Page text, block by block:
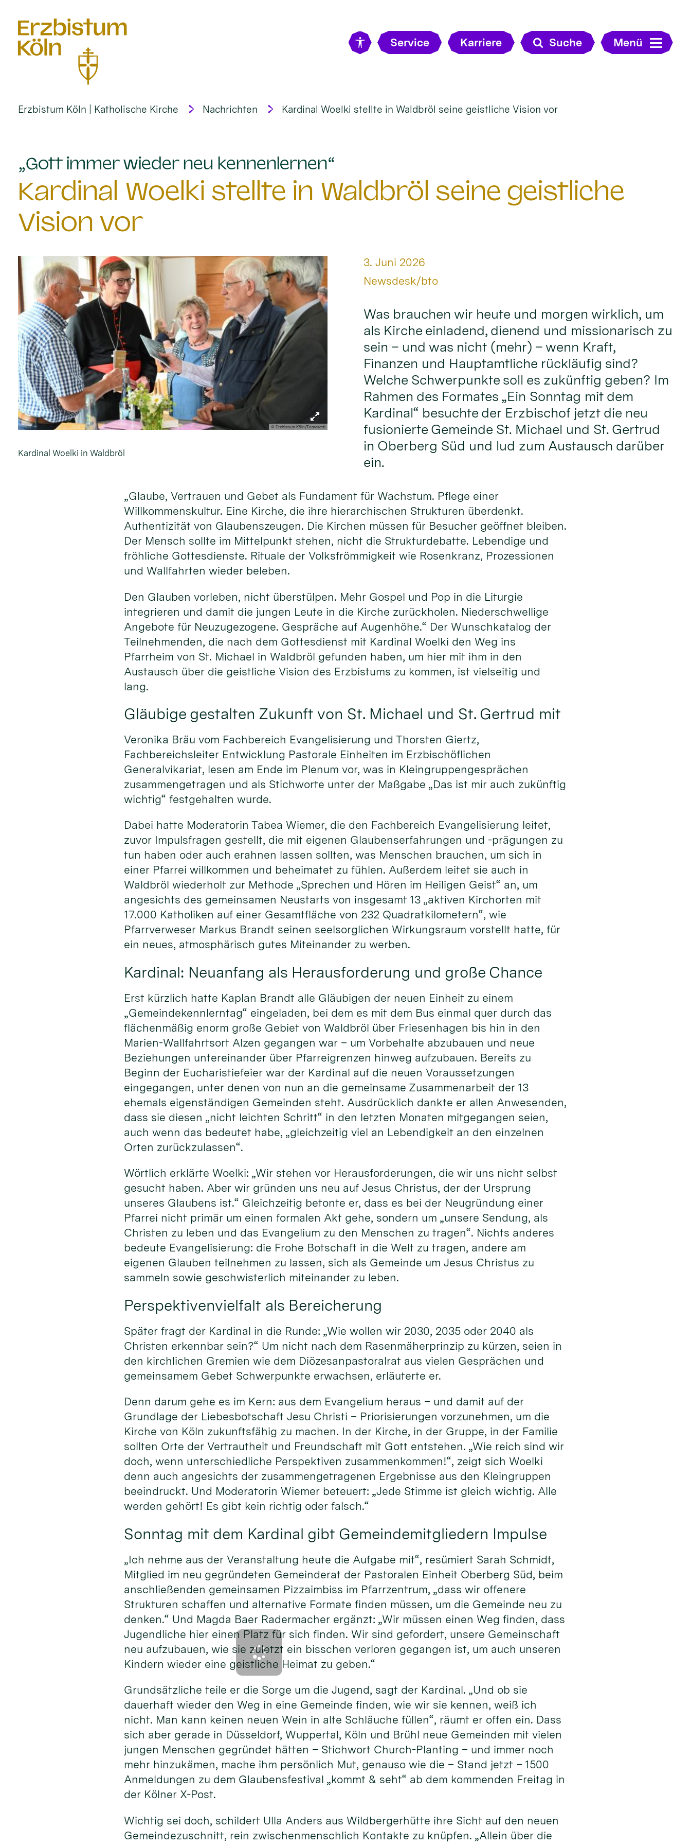
Service Karriere Suche Menü
Erzbistum Köln | Katholische Kirche Nachrichten Kardinal Woelki stellte in Waldbröl seine geistliche Vision vor
„Gott immer wieder neu kennenlernen“
Kardinal Woelki stellte in Waldbröl seine geistliche
Vision vor
© Erzbistum Köln/Tomasetti
Kardinal Woelki in Waldbröl
Datum:
3. Juni 2026
Von:
Newsdesk/bto
Was brauchen wir heute und morgen wirklich, um
als Kirche einladend, dienend und missionarisch zu
sein – und was nicht (mehr) – wenn Kraft,
Finanzen und Hauptamtliche rückläufig sind?
Welche Schwerpunkte soll es zukünftig geben? Im
Rahmen des Formates „Ein Sonntag mit dem
Kardinal“ besuchte der Erzbischof jetzt die neu
fusionierte Gemeinde St. Michael und St. Gertrud
in Oberberg Süd und lud zum Austausch darüber
ein.
„Glaube, Vertrauen und Gebet als Fundament für Wachstum. Pflege einer
Willkommenskultur. Eine Kirche, die ihre hierarchischen Strukturen überdenkt.
Authentizität von Glaubenszeugen. Die Kirchen müssen für Besucher geöffnet bleiben.
Der Mensch sollte im Mittelpunkt stehen, nicht die Strukturdebatte. Lebendige und
fröhliche Gottesdienste. Rituale der Volksfrömmigkeit wie Rosenkranz, Prozessionen
und Wallfahrten wieder beleben.
Den Glauben vorleben, nicht überstülpen. Mehr Gospel und Pop in die Liturgie
integrieren und damit die jungen Leute in die Kirche zurückholen. Niederschwellige
Angebote für Neuzugezogene. Gespräche auf Augenhöhe.“ Der Wunschkatalog der
Teilnehmenden, die nach dem Gottesdienst mit Kardinal Woelki den Weg ins
Pfarrheim von St. Michael in Waldbröl gefunden haben, um hier mit ihm in den
Austausch über die geistliche Vision des Erzbistums zu kommen, ist vielseitig und
lang.
Gläubige gestalten Zukunft von St. Michael und St. Gertrud mit
Veronika Bräu vom Fachbereich Evangelisierung und Thorsten Giertz,
Fachbereichsleiter Entwicklung Pastorale Einheiten im Erzbischöflichen
Generalvikariat, lesen am Ende im Plenum vor, was in Kleingruppengesprächen
zusammengetragen und als Stichworte unter der Maßgabe „Das ist mir auch zukünftig
wichtig“ festgehalten wurde.
Dabei hatte Moderatorin Tabea Wiemer, die den Fachbereich Evangelisierung leitet,
zuvor Impulsfragen gestellt, die mit eigenen Glaubenserfahrungen und -prägungen zu
tun haben oder auch erahnen lassen sollten, was Menschen brauchen, um sich in
einer Pfarrei willkommen und beheimatet zu fühlen. Außerdem leitet sie auch in
Waldbröl wiederholt zur Methode „Sprechen und Hören im Heiligen Geist“ an, um
angesichts des gemeinsamen Neustarts von insgesamt 13 „aktiven Kirchorten mit
17.000 Katholiken auf einer Gesamtfläche von 232 Quadratkilometern“, wie
Pfarrverweser Markus Brandt seinen seelsorglichen Wirkungsraum vorstellt hatte, für
ein neues, atmosphärisch gutes Miteinander zu werben.
Kardinal: Neuanfang als Herausforderung und große Chance
Erst kürzlich hatte Kaplan Brandt alle Gläubigen der neuen Einheit zu einem
„Gemeindekennlerntag“ eingeladen, bei dem es mit dem Bus einmal quer durch das
flächenmäßig enorm große Gebiet von Waldbröl über Friesenhagen bis hin in den
Marien-Wallfahrtsort Alzen gegangen war – um Vorbehalte abzubauen und neue
Beziehungen untereinander über Pfarreigrenzen hinweg aufzubauen. Bereits zu
Beginn der Eucharistiefeier war der Kardinal auf die neuen Voraussetzungen
eingegangen, unter denen von nun an die gemeinsame Zusammenarbeit der 13
ehemals eigenständigen Gemeinden steht. Ausdrücklich dankte er allen Anwesenden,
dass sie diesen „nicht leichten Schritt“ in den letzten Monaten mitgegangen seien,
auch wenn das bedeutet habe, „gleichzeitig viel an Lebendigkeit an den einzelnen
Orten zurückzulassen“.
Wörtlich erklärte Woelki: „Wir stehen vor Herausforderungen, die wir uns nicht selbst
gesucht haben. Aber wir gründen uns neu auf Jesus Christus, der der Ursprung
unseres Glaubens ist.“ Gleichzeitig betonte er, dass es bei der Neugründung einer
Pfarrei nicht primär um einen formalen Akt gehe, sondern um „unsere Sendung, als
Christen zu leben und das Evangelium zu den Menschen zu tragen“. Nichts anderes
bedeute Evangelisierung: die Frohe Botschaft in die Welt zu tragen, andere am
eigenen Glauben teilnehmen zu lassen, sich als Gemeinde um Jesus Christus zu
sammeln sowie geschwisterlich miteinander zu leben.
Perspektivenvielfalt als Bereicherung
Später fragt der Kardinal in die Runde: „Wie wollen wir 2030, 2035 oder 2040 als
Christen erkennbar sein?“ Um nicht nach dem Rasenmäherprinzip zu kürzen, seien in
den kirchlichen Gremien wie dem Diözesanpastoralrat aus vielen Gesprächen und
gemeinsamem Gebet Schwerpunkte erwachsen, erläuterte er.
Denn darum gehe es im Kern: aus dem Evangelium heraus – und damit auf der
Grundlage der Liebesbotschaft Jesu Christi – Priorisierungen vorzunehmen, um die
Kirche von Köln zukunftsfähig zu machen. In der Kirche, in der Gruppe, in der Familie
sollten Orte der Vertrautheit und Freundschaft mit Gott entstehen. „Wie reich sind wir
doch, wenn unterschiedliche Perspektiven zusammenkommen!“, zeigt sich Woelki
denn auch angesichts der zusammengetragenen Ergebnisse aus den Kleingruppen
beeindruckt. Und Moderatorin Wiemer beteuert: „Jede Stimme ist gleich wichtig. Alle
werden gehört! Es gibt kein richtig oder falsch.“
Sonntag mit dem Kardinal gibt Gemeindemitgliedern Impulse
„Ich nehme aus der Veranstaltung heute die Aufgabe mit“, resümiert Sarah Schmidt,
Mitglied im neu gegründeten Gemeinderat der Pastoralen Einheit Oberberg Süd, beim
anschließenden gemeinsamen Pizzaimbiss im Pfarrzentrum, „dass wir offenere
Strukturen schaffen und alternative Formate finden müssen, um die Gemeinde neu zu
denken.“ Und Magda Baer Radermacher ergänzt: „Wir müssen einen Weg finden, dass
Jugendliche hier einen Platz für sich finden. Wir sind gefordert, unsere Gemeinschaft
neu aufzubauen, wie sie zuletzt ein bisschen verloren gegangen ist, um auch unseren
Kindern wieder eine geistliche Heimat zu geben.“
Grundsätzliche teile er die Sorge um die Jugend, sagt der Kardinal. „Und ob sie
dauerhaft wieder den Weg in eine Gemeinde finden, wie wir sie kennen, weiß ich
nicht. Man kann keinen neuen Wein in alte Schläuche füllen“, räumt er offen ein. Dass
sich aber gerade in Düsseldorf, Wuppertal, Köln und Brühl neue Gemeinden mit vielen
jungen Menschen gegründet hätten – Stichwort Church-Planting – und immer noch
mehr hinzukämen, mache ihm persönlich Mut, genauso wie die – Stand jetzt – 1500
Anmeldungen zu dem Glaubensfestival „kommt & seht“ ab dem kommenden Freitag in
der Kölner X-Post.
Wichtig sei doch, schildert Ulla Anders aus Wildbergerhütte ihre Sicht auf den neuen
Gemeindezuschnitt, rein zwischenmenschlich Kontakte zu knüpfen. „Allein über die